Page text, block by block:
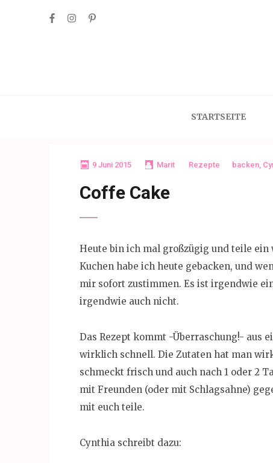
STARTSEITE
9 Juni 2015 Marit Rezepte backen,
Coffe Cake
Heute bin ich mal großzügig und teile ein
Kuchen habe ich heute gebacken, und
mir sofort zustimmen. Es ist irgendwie
irgendwie auch nicht.
Das Rezept kommt -Überraschung!- aus
wirklich schnell. Die Zutaten hat man
schmeckt frisch und auch nach 1 oder 2
mit Freunden (oder mit Schlagsahne)
mit euch teile.
Cynthia schreibt dazu: